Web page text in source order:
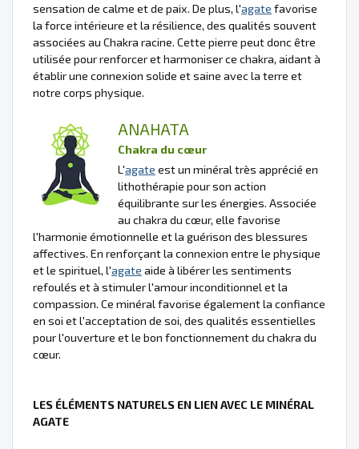
sensation de calme et de paix. De plus, l'agate favorise
la force intérieure et la résilience, des qualités souvent
associées au Chakra racine. Cette pierre peut donc être
utilisée pour renforcer et harmoniser ce chakra, aidant à
établir une connexion solide et saine avec la terre et
notre corps physique.
ANAHATA
Chakra du cœur
L'agate est un minéral très apprécié en
lithothérapie pour son action
équilibrante sur les énergies. Associée
au chakra du cœur, elle favorise
l'harmonie émotionnelle et la guérison des blessures
affectives. En renforçant la connexion entre le physique
et le spirituel, l'agate aide à libérer les sentiments
refoulés et à stimuler l'amour inconditionnel et la
compassion. Ce minéral favorise également la confiance
en soi et l'acceptation de soi, des qualités essentielles
pour l'ouverture et le bon fonctionnement du chakra du
cœur.
LES ÉLÉMENTS NATURELS EN LIEN AVEC LE MINÉRAL
AGATE